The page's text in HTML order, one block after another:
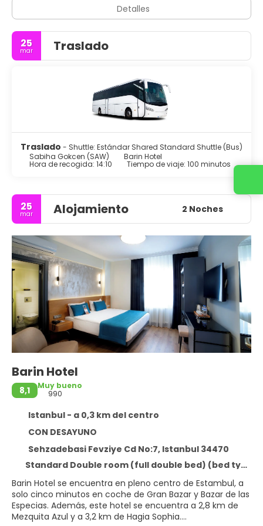
Detalles
25
mar Traslado
Traslado - Shuttle: Estándar Shared Standard Shuttle (Bus)
Sabiha Gokcen (SAW)
Barin Hotel
Hora de recogida: 14:10 Tiempo de viaje: 100 minutos
25
mar Alojamiento 2 Noches
Barin Hotel
8,1
Muy bueno
990
Istanbul - a 0,3 km del centro
CON DESAYUNO
Sehzadebasi Fevziye Cd No:7, Istanbul 34470
Standard Double room (full double bed) (bed type is subject to availability)
Barin Hotel se encuentra en pleno centro de Estambul, a
solo cinco minutos en coche de Gran Bazar y Bazar de las
Especias. Además, este hotel se encuentra a 2,8 km de
Mezquita Azul y a 3,2 km de Hagia Sophia.